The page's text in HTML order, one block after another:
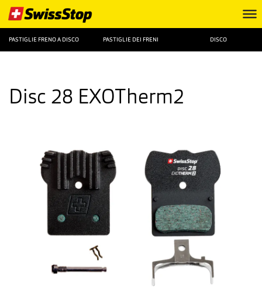
PASTIGLIE FRENO A DISCO PASTIGLIE DEI FRENI DISCO
Disc 28 EXOTherm2